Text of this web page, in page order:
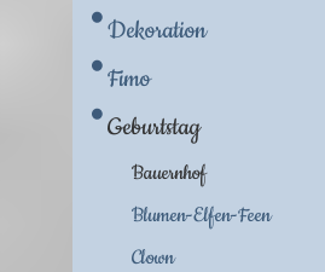
Dekoration
Fimo
Geburtstag
Bauernhof
Blumen-Elfen-Feen
Clown